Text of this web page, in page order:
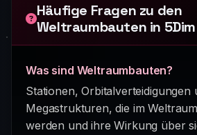
Häufige Fragen zu den
Weltraumbauten in 5Dim
Was sind Weltraumbauten?
Stationen, Orbitalverteidigungen
Megastrukturen, die im
werden und ihre Wirkung über